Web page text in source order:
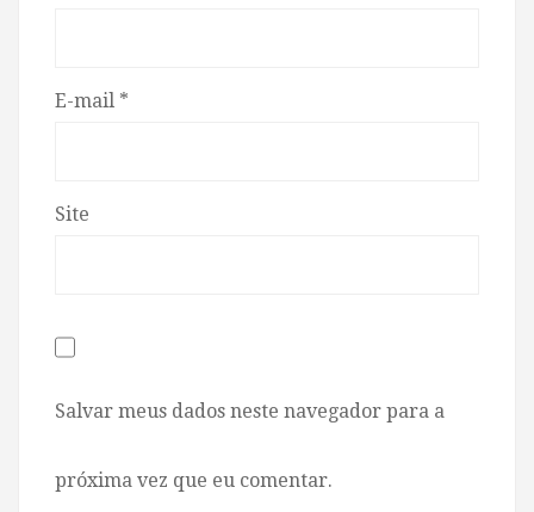
E-mail *
Site
Salvar meus dados neste navegador para a
próxima vez que eu comentar.